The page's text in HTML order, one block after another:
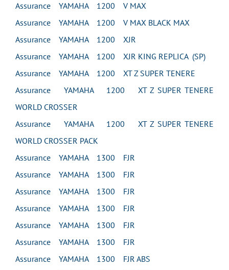
Assurance YAMAHA 1200 V MAX
Assurance YAMAHA 1200 V MAX BLACK MAX
Assurance YAMAHA 1200 XJR
Assurance YAMAHA 1200 XJR KING REPLICA (SP)
Assurance YAMAHA 1200 XT Z SUPER TENERE
Assurance YAMAHA 1200 XT Z SUPER TENERE
WORLD CROSSER
Assurance YAMAHA 1200 XT Z SUPER TENERE
WORLD CROSSER PACK
Assurance YAMAHA 1300 FJR
Assurance YAMAHA 1300 FJR
Assurance YAMAHA 1300 FJR
Assurance YAMAHA 1300 FJR
Assurance YAMAHA 1300 FJR
Assurance YAMAHA 1300 FJR
Assurance YAMAHA 1300 FJR ABS